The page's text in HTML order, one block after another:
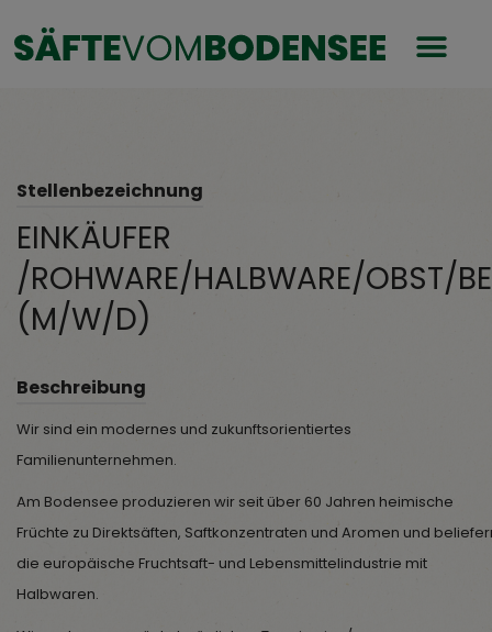
Stellenbezeichnung
EINKÄUFER
/ROHWARE/HALBWARE/OBST/
(M/W/D)
Beschreibung
Wir sind ein modernes und zukunftsorientiertes
Familienunternehmen.
Am Bodensee produzieren wir seit über 60 Jahren heimische
Früchte zu Direktsäften, Saftkonzentraten und Aromen und
die europäische Fruchtsaft- und Lebensmittelindustrie mit
Halbwaren.